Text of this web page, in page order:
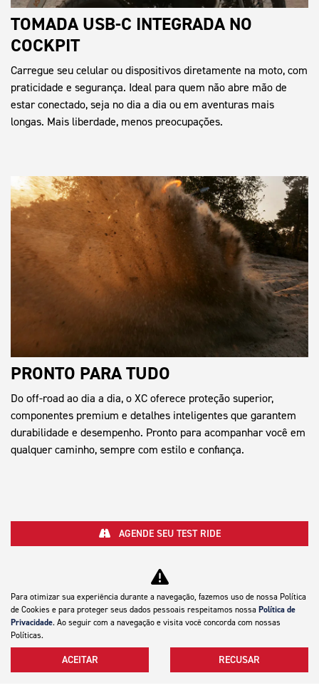
TOMADA USB-C INTEGRADA NO
COCKPIT
Carregue seu celular ou dispositivos diretamente na moto, com
praticidade e segurança. Ideal para quem não abre mão de
estar conectado, seja no dia a dia ou em aventuras mais
longas. Mais liberdade, menos preocupações.
PRONTO PARA TUDO
Do off-road ao dia a dia, o XC oferece proteção superior,
componentes premium e detalhes inteligentes que garantem
durabilidade e desempenho. Pronto para acompanhar você em
qualquer caminho, sempre com estilo e confiança.
VER TELEFONES
AGENDE SEU TEST RIDE
Para otimizar sua experiência durante a navegação, fazemos uso de nossa Política
de Cookies e para proteger seus dados pessoais respeitamos nossa Política de
Privacidade. Ao seguir com a navegação e visita você concorda com nossas
Políticas.
ACEITAR RECUSAR